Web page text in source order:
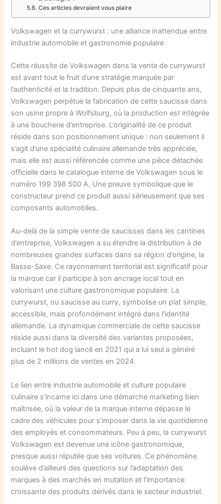
Ces articles devraient vous plaire
Volkswagen et la currywurst : une alliance inattendue entre
industrie automobile et gastronomie populaire
Cette réussite de Volkswagen dans la vente de currywurst
est avant tout le fruit d’une stratégie marquée par
l’authenticité et la tradition. Depuis plus de cinquante ans,
Volkswagen perpétue la fabrication de cette saucisse dans
son usine propre à Wolfsburg, où la production est intégrée
à une boucherie d’entreprise. L’originalité de ce produit
réside dans son positionnement unique : non seulement il
s’agit d’une spécialité culinaire allemande très appréciée,
mais elle est aussi référencée comme une pièce détachée
officielle dans le catalogue interne de Volkswagen sous le
numéro 199 398 500 A. Une preuve symbolique que le
constructeur prend ce produit aussi sérieusement que ses
composants automobiles.
Au-delà de la simple vente de saucisses dans les cantines
d’entreprise, Volkswagen a su étendre la distribution à de
nombreuses grandes surfaces dans sa région d’origine, la
Basse-Saxe. Ce rayonnement territorial est significatif pour
la marque car il participe à son ancrage local tout en
valorisant une culture gastronomique populaire. La
currywurst, ou saucisse au curry, symbolise un plat simple,
accessible, mais profondément intégré dans l’identité
allemande. La dynamique commerciale de cette saucisse
réside aussi dans la diversité des variantes proposées,
incluant le hot dog lancé en 2021 qui a lui seul a généré
plus de 2 millions de ventes en 2024.
Le lien entre industrie automobile et culture populaire
culinaire s’incarne ici dans une démarche marketing bien
maîtrisée, où la valeur de la marque interne dépasse le
cadre des véhicules pour s’imposer dans la vie quotidienne
des employés et consommateurs. Peu à peu, la currywurst
Volkswagen est devenue une icône gastronomique,
presque aussi réputée que ses voitures. Ce phénomène
soulève d’ailleurs des questions sur l’adaptation des
marques à des marchés en mutation et l’importance
croissante des produits dérivés dans le secteur industriel.